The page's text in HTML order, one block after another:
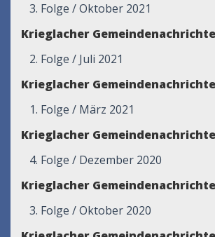
3. Folge / Oktober 2021
Krieglacher
2. Folge / Juli 2021
Krieglacher
1. Folge / März 2021
Krieglacher
4. Folge / Dezember 2020
Krieglacher
3. Folge / Oktober 2020